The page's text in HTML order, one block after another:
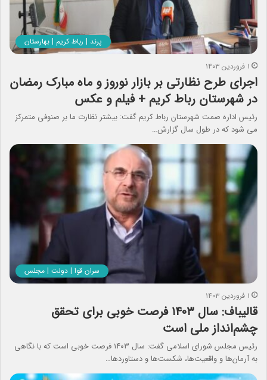
پرند | رباط کریم | بهارستان
۱ فروردین ۱۴۰۳
اجرای طرح نظارتی بر بازار نوروز و ماه مبارک رمضان
در شهرستان رباط کریم + فیلم و عکس
رئیس اداره صمت شهرستان رباط کریم گفت: بیشتر نظارت ما بر صنوفی متمرکز
می شود که در طول سال گزارش…
سران قوا | دولت | مجلس
۱ فروردین ۱۴۰۳
قالیباف: سال ۱۴۰۳ فرصت خوبی برای تحقق
چشم‌انداز ملی است
رئیس مجلس شورای اسلامی گفت: سال ۱۴۰۳ فرصت خوبی است که با نگاهی
به آرمان‌ها و واقعیت‌ها، شکست‌ها و دستاوردها…